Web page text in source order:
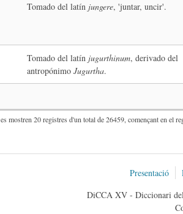
Tomado del latín jungere, 'juntar, uncir'.
Tomado del latín jugurthinum, derivado del
antropónimoJugurtha.
mostren 20 registres d'un total de 26459, començant en el
Presentació
DiCCA XV - Diccionari del